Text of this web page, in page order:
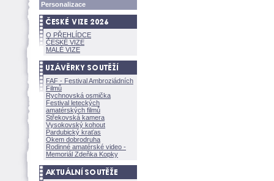
Personalizace
O PŘEHLÍDCE
ČESKÉ VIZE
MALÉ VIZE
FAF - Festival Ambroziádních
Filmů
Rychnovská osmička
Festival leteckých
amatérských filmů
Střekovská kamera
Vysokovský kohout
Pardubický kraťas
Okem dobrodruha
Rodinné amatérské video -
Memoriál Zdeňka Kopky